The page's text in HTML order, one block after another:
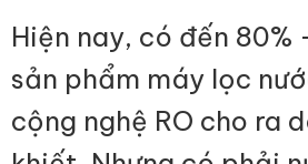
Hiện nay, có đến 80%
sản phẩm máy lọc
cộng nghệ RO cho ra